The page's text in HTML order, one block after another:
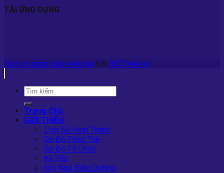
TẢI ỨNG DỤNG
Dịch vụ nâng cấp website bởi BICTweb.vn
Trang Chủ
GIỚI THIỆU
Lịch Sử Hình Thành
Sơ Đồ Tổng Thể
Sơ Đồ Tổ Chức
Kỷ Yếu
Đội Ngũ Điều Dưỡng